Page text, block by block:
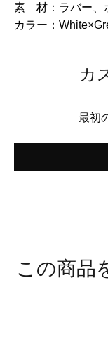
素 材： ラバー、
カラー：
カ
最初
この商品